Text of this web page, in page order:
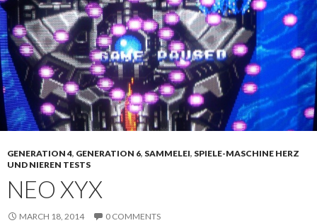
GENERATION 4, GENERATION 6, SAMMELEI, SPIELE-MASCHINE HERZ
UND NIEREN TESTS
NEO XYX
MARCH 18, 2014 0 COMMENTS